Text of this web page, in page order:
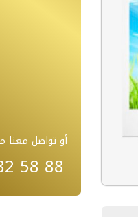
أو تواصل معنا
58 88